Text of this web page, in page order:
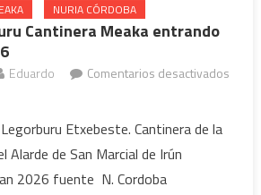
NURIA CÓRDOBA
Cantinera Meaka entrando
Eduardo
Comentarios desactivados
Legorburu
Cantinera
Meaka
Etxebeste. Cantinera de la
Alarde de San Marcial de Irún
2026 fuente N. Cordoba